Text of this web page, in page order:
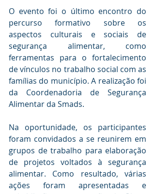
O evento foi o último encontro do
percurso formativo sobre os
aspectos culturais e sociais de
segurança alimentar, como
ferramentas para o fortalecimento
de vínculos no trabalho social com as
famílias do município. A realização foi
da Coordenadoria de Segurança
Alimentar da Smads.
Na oportunidade, os participantes
foram convidados a se reunirem em
grupos de trabalho para elaboração
de projetos voltados à segurança
alimentar. Como resultado, várias
ações foram apresentadas e